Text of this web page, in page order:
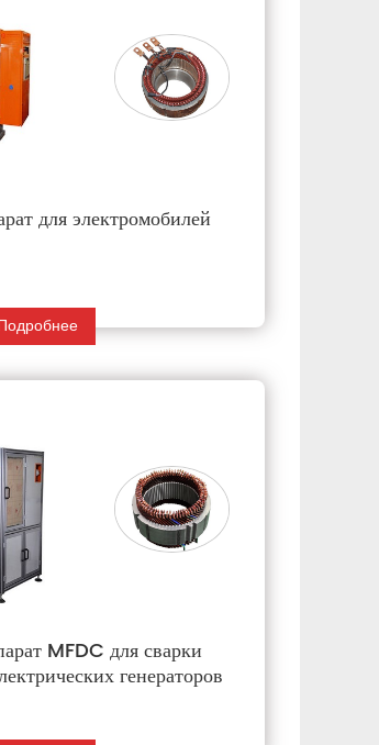
для электромобилей
MFDC для сварки
генераторов